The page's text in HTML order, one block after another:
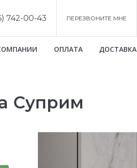
742-00-43 ПЕРЕЗВОНИТЕ МНЕ
ОПЛАТА ДОСТАВКА
Суприм